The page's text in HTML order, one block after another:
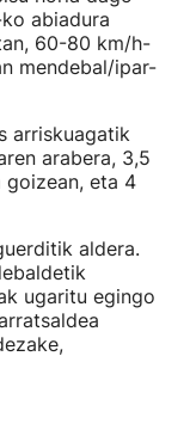
abiadura
60-80 km/h-
mendebal/ipar-
arriskuagatik
arabera, 3,5
eta 4
aldera.
ugaritu egingo